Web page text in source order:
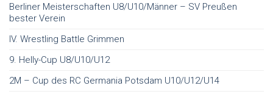
Berliner Meisterschaften U8/U10/Männer – SV Preußen
bester Verein
IV. Wrestling Battle Grimmen
9. Helly-Cup U8/U10/U12
2M – Cup des RC Germania Potsdam U10/U12/U14